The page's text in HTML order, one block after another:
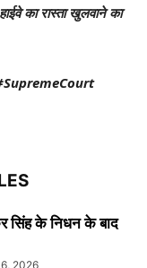
का रास्ता खुलवाने का
सिंह के निधन के बाद
2026